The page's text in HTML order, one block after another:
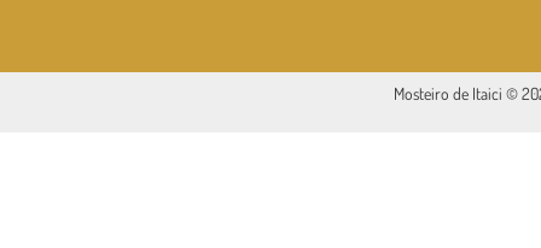
Mosteiro de Itaici ©